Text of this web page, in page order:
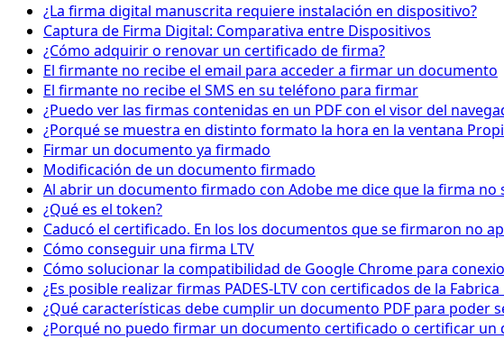
¿La firma digital manuscrita requiere instalación en dispositivo?
Captura de Firma Digital: Comparativa entre Dispositivos
¿Cómo adquirir o renovar un certificado de firma?
El firmante no recibe el email para acceder a firmar un documento
El firmante no recibe el SMS en su teléfono para firmar
¿Puedo ver las firmas contenidas en un PDF con el visor del
¿Porqué se muestra en distinto formato la hora en la ventana
Firmar un documento ya firmado
Modificación de un documento firmado
Al abrir un documento firmado con Adobe me dice que la firma no
¿Qué es el token?
Caducó el certificado. En los los documentos que se firmaron no
Cómo conseguir una firma LTV
Cómo solucionar la compatibilidad de Google Chrome para
¿Es posible realizar firmas PADES-LTV con certificados de la
¿Qué características debe cumplir un documento PDF para poder
¿Porqué no puedo firmar un documento certificado o certificar